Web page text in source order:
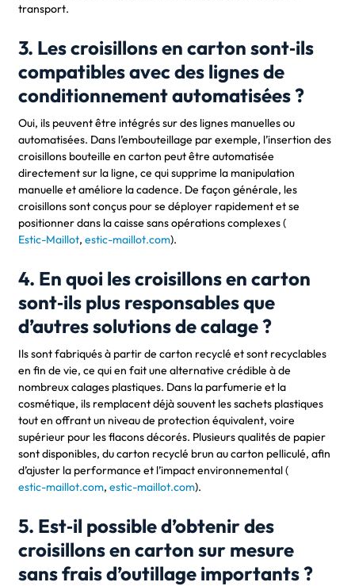
transport.
3. Les croisillons en carton sont‑ils
compatibles avec des lignes de
conditionnement automatisées ?
Oui, ils peuvent être intégrés sur des lignes manuelles ou
automatisées. Dans l’embouteillage par exemple, l’insertion des
croisillons bouteille en carton peut être automatisée
directement sur la ligne, ce qui supprime la manipulation
manuelle et améliore la cadence. De façon générale, les
croisillons sont conçus pour se déployer rapidement et se
positionner dans la caisse sans opérations complexes (
Estic-Maillot, estic-maillot.com).
4. En quoi les croisillons en carton
sont‑ils plus responsables que
d’autres solutions de calage ?
Ils sont fabriqués à partir de carton recyclé et sont recyclables
en fin de vie, ce qui en fait une alternative crédible à de
nombreux calages plastiques. Dans la parfumerie et la
cosmétique, ils remplacent déjà souvent les sachets plastiques
tout en offrant un niveau de protection équivalent, voire
supérieur pour les flacons décorés. Plusieurs qualités de papier
sont disponibles, du carton recyclé brun au carton pelliculé, afin
d’ajuster la performance et l’impact environnemental (
estic-maillot.com, estic-maillot.com).
5. Est‑il possible d’obtenir des
croisillons en carton sur mesure
sans frais d’outillage importants ?